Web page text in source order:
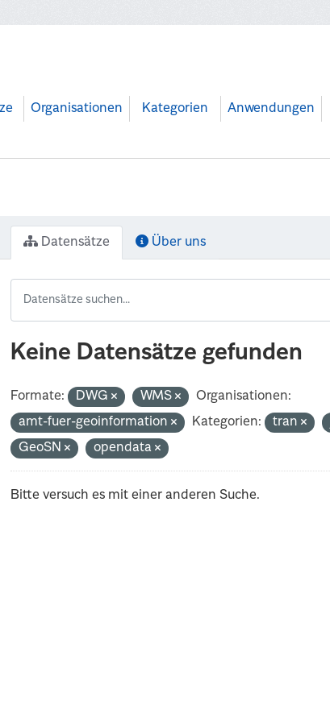
Organisationen Kategorien Anwendungen
Datensätze Über uns
Keine Datensätze gefunden
Formate: DWG WMS
Organisationen:
amt-fuer-geoinformation
Kategorien: tran
GeoSN
opendata
Bitte versuch es mit einer anderen Suche.